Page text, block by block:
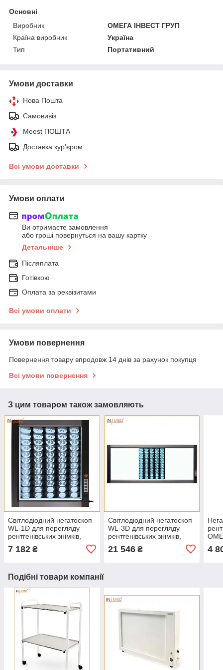
Основні
Виробник
ОМЕГА ІНВЕСТ ГРУП
Країна виробник
Україна
Тип
Портативний
Умови доставки
Нова Пошта
Самовивіз
Meest ПОШТА
Доставка кур'єром
Всі умови доставки
Умови оплати
Ви отримаєте замовлення
або гроші повернуться на вашу картку
Детальніше
Післяплата
Готівкою
Оплата за реквізитами
Всі умови оплати
Умови повернення
Повернення товару впродовж 14 днів за рахунок покупця
Всі умови повернення
З цим товаром також замовляють
Світлодіодний негатоскоп
WL-1D для перегляду
рентгенівських знімків,
медичний негатоскоп, LED
негатоскоп
7 182 ₴
Світлодіодний негатоскоп
WL-3D для перегляду
рентгенівських знімків,
медичний негатоскоп, Led
негатоскоп
21 546₴ 4
Подібні товари компанії